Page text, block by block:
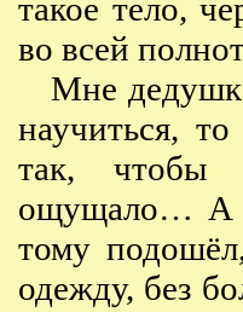
такое тело,
во всей
Мне
научиться,
так, чтобы
ощущало… А
тому
одежду, без